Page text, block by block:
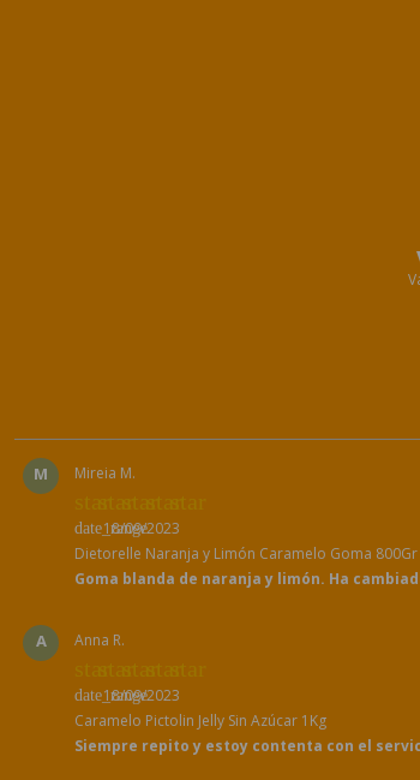
M Mireia M.
date_range
18/09/2023
Dietorelle Naranja y Limón Caramelo Goma
Goma blanda de naranja y limón. Ha
A Anna R.
date_range
18/09/2023
Caramelo Pictolin Jelly Sin Azúcar 1Kg
Siempre repito y estoy contenta con el